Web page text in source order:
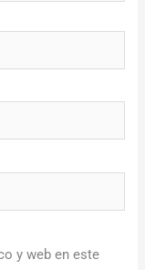
y web en este